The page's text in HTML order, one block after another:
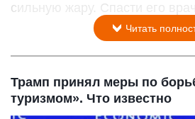
сильную жару. Спасти его
Читать
Трамп принял меры по
туризмом». Что известно